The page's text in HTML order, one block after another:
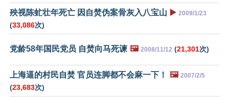
殃视陈虻壮年死亡 因自焚伪案骨灰入八宝山 ▶️ 2009/1/23
(33,086次)
党龄58年国民党员 自焚向马死谏 🖼️ 2008/11/12 (21,301次)
上海逼的村民自焚 官员连脚都不会麻一下！ 🖼️ 2007/2/5
(23,683次)